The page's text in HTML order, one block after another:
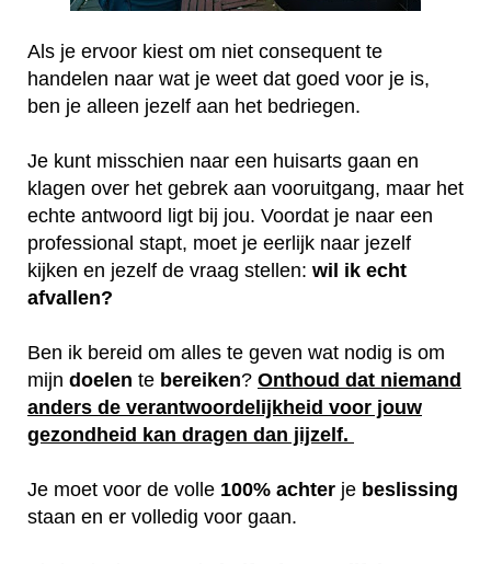
Als je ervoor kiest om niet consequent te
handelen naar wat je weet dat goed voor je is,
ben je alleen jezelf aan het bedriegen.
Je kunt misschien naar een huisarts gaan en
klagen over het gebrek aan vooruitgang, maar het
echte antwoord ligt bij jou. Voordat je naar een
professional stapt, moet je eerlijk naar jezelf
kijken en jezelf de vraag stellen: wil ik echt
afvallen?
Ben ik bereid om alles te geven wat nodig is om
mijn doelen te bereiken? Onthoud dat niemand
anders de verantwoordelijkheid voor jouw
gezondheid kan dragen dan jijzelf.
Je moet voor de volle 100% achter je beslissing
staan en er volledig voor gaan.